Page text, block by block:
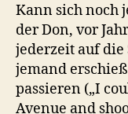
Kann sich noch
der Don, vor
jederzeit auf die
jemand
passieren („I
Avenue and